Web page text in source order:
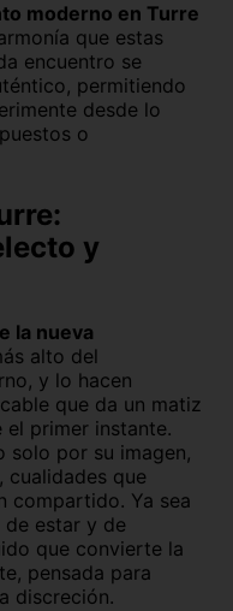
moderno en Turre
que estas
encuentro se
permitiendo
desde lo
o
y
la nueva
alto del
y lo hacen
que da un matiz
el primer instante.
solo por su imagen,
cualidades que
compartido. Ya sea
de estar y de
que convierte la
pensada para
discreción.